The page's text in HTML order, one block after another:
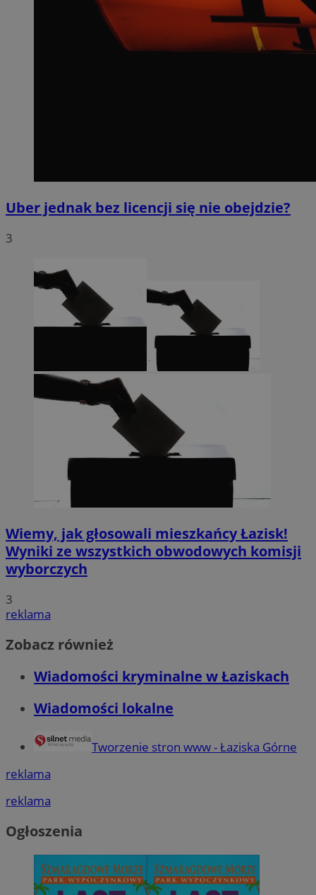
Uber jednak bez licencji się nie obejdzie?
3
Wiemy, jak głosowali mieszkańcy Łazisk!
Wyniki ze wszystkich obwodowych komisji
wyborczych
3
reklama
Zobacz również
Wiadomości kryminalne w Łaziskach
Wiadomości lokalne
Tworzenie stron www - Łaziska Górne
reklama
reklama
Ogłoszenia